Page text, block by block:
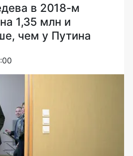
в 2018-м
1,35 млн и
чем у Путина